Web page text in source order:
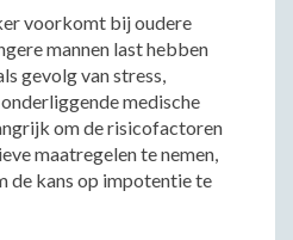
voorkomt bij oudere
mannen last hebben
gevolg van stress,
medische
om de risicofactoren
maatregelen te nemen,
de kans op impotentie te